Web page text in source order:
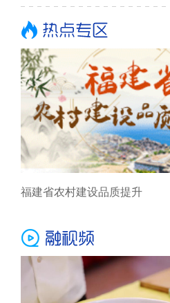
福建省农村建设品质提升